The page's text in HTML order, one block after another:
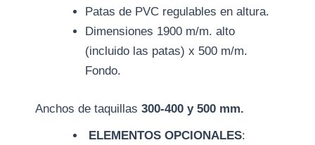
Patas de PVC regulables en altura.
Dimensiones 1900 m/m. alto
(incluido las patas) x 500 m/m.
Fondo.
Anchos de taquillas 300-400 y 500 mm.
ELEMENTOS OPCIONALES: